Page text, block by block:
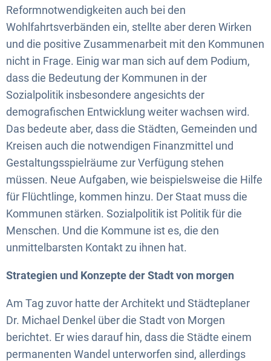
Reformnotwendigkeiten auch bei den
Wohlfahrtsverbänden ein, stellte aber deren Wirken
und die positive Zusammenarbeit mit den Kommunen
nicht in Frage. Einig war man sich auf dem Podium,
dass die Bedeutung der Kommunen in der
Sozialpolitik insbesondere angesichts der
demografischen Entwicklung weiter wachsen wird.
Das bedeute aber, dass die Städten, Gemeinden und
Kreisen auch die notwendigen Finanzmittel und
Gestaltungsspielräume zur Verfügung stehen
müssen. Neue Aufgaben, wie beispielsweise die Hilfe
für Flüchtlinge, kommen hinzu. Der Staat muss die
Kommunen stärken. Sozialpolitik ist Politik für die
Menschen. Und die Kommune ist es, die den
unmittelbarsten Kontakt zu ihnen hat.
Strategien und Konzepte der Stadt von morgen
Am Tag zuvor hatte der Architekt und Städteplaner
Dr. Michael Denkel über die Stadt von Morgen
berichtet. Er wies darauf hin, dass die Städte einem
permanenten Wandel unterworfen sind, allerdings